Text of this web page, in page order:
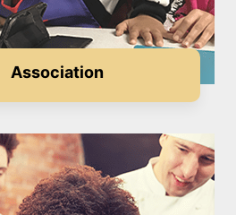
Association
FORMULES